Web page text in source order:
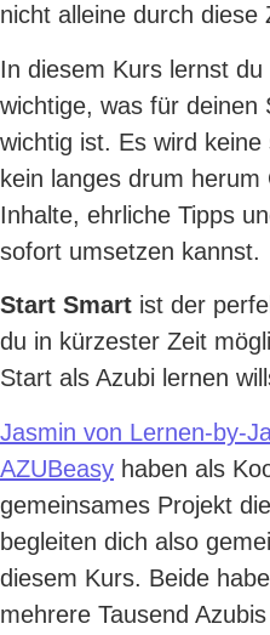
nicht alleine durch diese
In diesem Kurs lernst
wichtige, was für deinen
wichtig ist. Es wird
kein langes drum
Inhalte, ehrliche Tipps
sofort umsetzen kannst.
Start Smart ist der
du in kürzester Zeit
Start als Azubi lernen
Jasmin von Lernen-by-
AZUBeasy haben als
gemeinsames Projekt
begleiten dich also
diesem Kurs. Beide
mehrere Tausend